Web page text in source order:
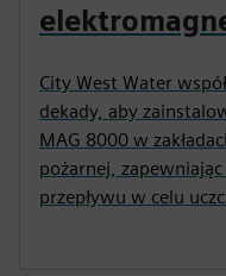
City West Water
dekady, aby
MAG 8000 w
pożarnej,
przepływu w celu